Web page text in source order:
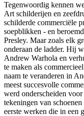
Tegenwoordig kennen
Art schilderijen en
schilderde commerciële
soepblikken - en
Presley. Maar zoals elk
onderaan de ladder. Hij
Andrew Warhola en
te maken als
naam te veranderen in
meest succesvolle
werd onderscheiden
tekeningen van
eerste werken die in een